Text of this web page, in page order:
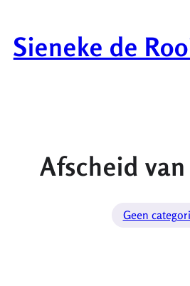
naar
deSieneke de
Afscheid
Geen